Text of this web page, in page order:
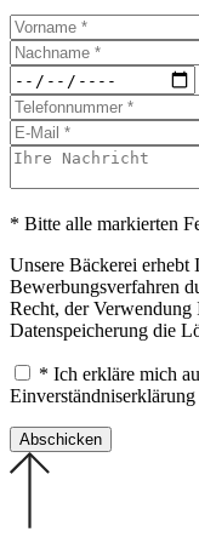
* Bitte alle markierten
Unsere Bäckerei
Bewerbungsverfahren
Recht, der Verwendung
Datenspeicherung die
* Ich erkläre mich